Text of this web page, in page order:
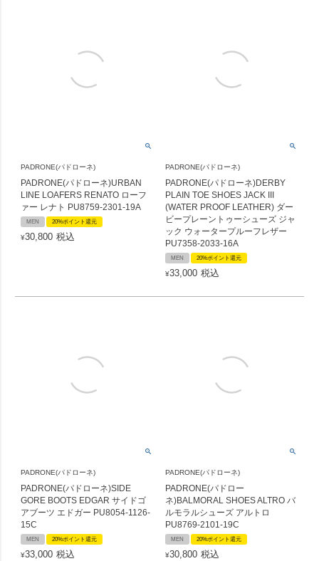
PADRONE(パドローネ)
PADRONE(パドローネ)URBAN
LINE LOAFERS RENATO ローフ
ァー レナト PU8759-2301-19A
MEN 20%ポイント還元
¥30,800 税込
PADRONE(パドローネ)
PADRONE(パドローネ)DERBY
PLAIN TOE SHOES JACK III
(WATER PROOF LEATHER) ダー
ビープレーントゥーシューズ ジャ
ック ウォータープルーフレザー
PU7358-2033-16A
MEN 20%ポイント還元
¥33,000 税込
PADRONE(パドローネ)
PADRONE(パドローネ)SIDE
GORE BOOTS EDGAR サイドゴ
アブーツ エドガー PU8054-1126-
15C
MEN 20%ポイント還元
¥33,000 税込
PADRONE(パドローネ)
PADRONE(パドロー
ネ)BALMORAL SHOES ALTRO バ
ルモラルシューズ アルトロ
PU8769-2101-19C
MEN 20%ポイント還元
¥30,800 税込